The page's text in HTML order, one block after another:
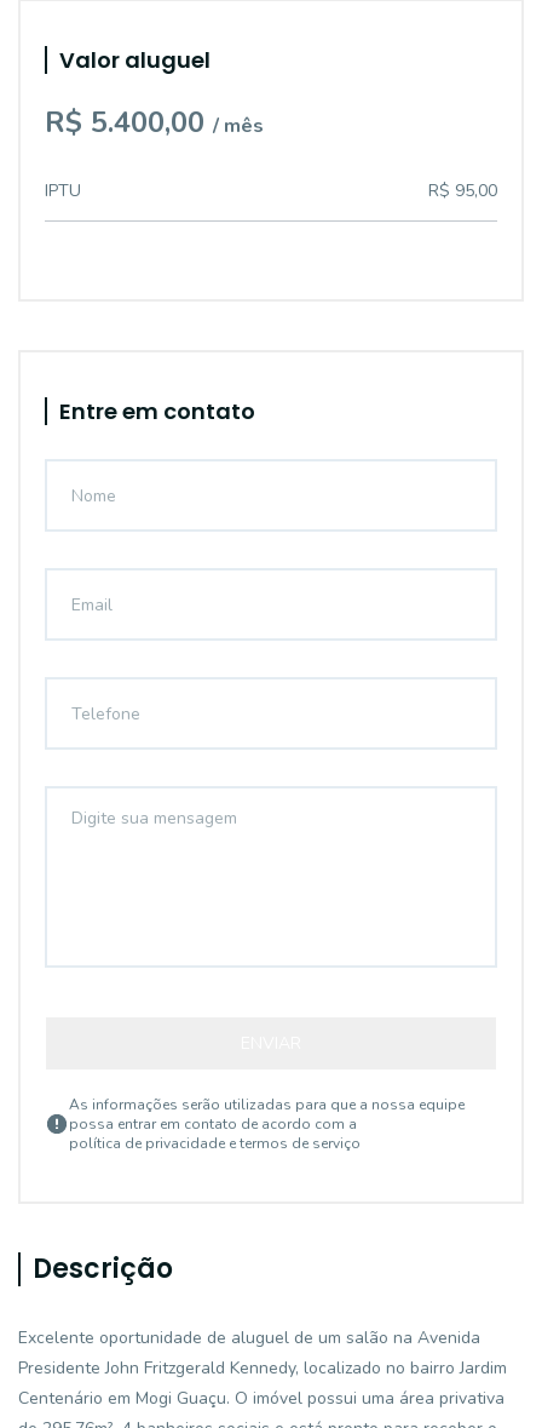
Valor aluguel
R$ 5.400,00 / mês
IPTU R$ 95,00
Entre em contato
As informações serão utilizadas para que a nossa equipe
possa entrar em contato de acordo com a
política de privacidade e termos de serviço
Descrição
Excelente oportunidade de aluguel de um salão na Avenida
Presidente John Fritzgerald Kennedy, localizado no bairro Jardim
Centenário em Mogi Guaçu. O imóvel possui uma área privativa